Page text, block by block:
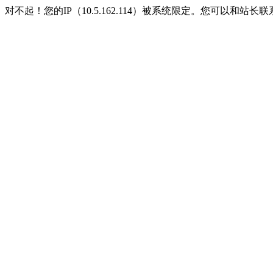
对不起！您的IP（10.5.162.114）被系统限定。您可以和站长联